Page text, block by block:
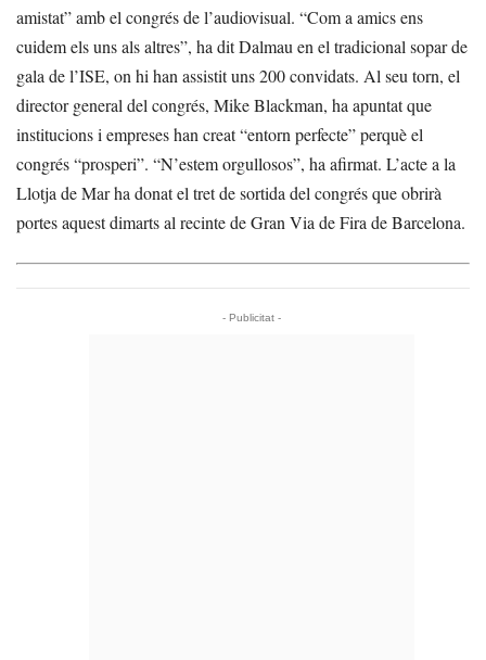
amistat” amb el congrés de l’audiovisual. “Com a amics ens
cuidem els uns als altres”, ha dit Dalmau en el tradicional sopar de
gala de l’ISE, on hi han assistit uns 200 convidats. Al seu torn, el
director general del congrés, Mike Blackman, ha apuntat que
institucions i empreses han creat “entorn perfecte” perquè el
congrés “prosperi”. “N’estem orgullosos”, ha afirmat. L’acte a la
Llotja de Mar ha donat el tret de sortida del congrés que obrirà
portes aquest dimarts al recinte de Gran Via de Fira de Barcelona.
- Publicitat -